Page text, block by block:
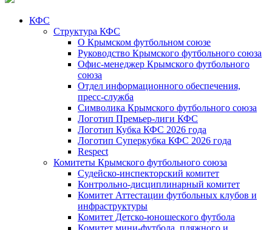
КФС
Структура КФС
О Крымском футбольном союзе
Руководство Крымского футбольного союза
Офис-менеджер Крымского футбольного
союза
Отдел информационного обеспечения,
пресс-служба
Символика Крымского футбольного союза
Логотип Премьер-лиги КФС
Логотип Кубка КФС 2026 года
Логотип Суперкубка КФС 2026 года
Respect
Комитеты Крымского футбольного союза
Судейско-инспекторский комитет
Контрольно-дисциплинарный комитет
Комитет Аттестации футбольных клубов и
инфраструктуры
Комитет Детско-юношеского футбола
Комитет мини-футбола, пляжного и